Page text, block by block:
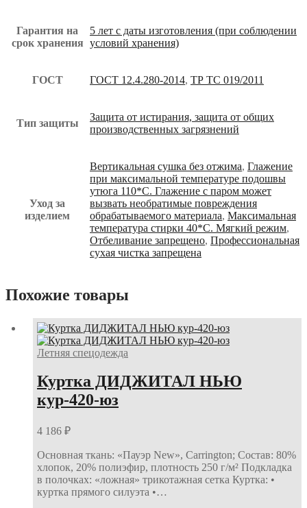
Гарантия на
срок хранения
5 лет с даты изготовления (при соблюдении
условий хранения)
ГОСТ ГОСТ 12.4.280-2014, ТР ТС 019/2011
Тип защиты
Защита от истирания, защита от общих
производственных загрязнений
Уход за
изделием
Вертикальная сушка без отжима, Глажение
при максимальной температуре подошвы
утюга 110*С. Глажение с паром может
вызвать необратимые повреждения
обрабатываемого материала, Максимальная
температура стирки 40*С. Мягкий режим,
Отбеливание запрещено, Профессиональная
сухая чистка запрещена
Похожие товары
Летняя спецодежда
Куртка ДИДЖИТАЛ НЬЮ
кур-420-юз
4 186 ₽
Основная ткань: «Пауэр New», Carrington; Состав: 80%
хлопок, 20% полиэфир, плотность 250 г/м² Подкладка
в полочках: «ложная» трикотажная сетка Куртка: •
куртка прямого силуэта •…